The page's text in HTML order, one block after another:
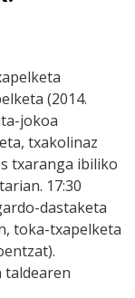
(2014.
jokoa
txakolinaz
txaranga ibiliko
17:30
dastaketa
toka-txapelketa
taldearen